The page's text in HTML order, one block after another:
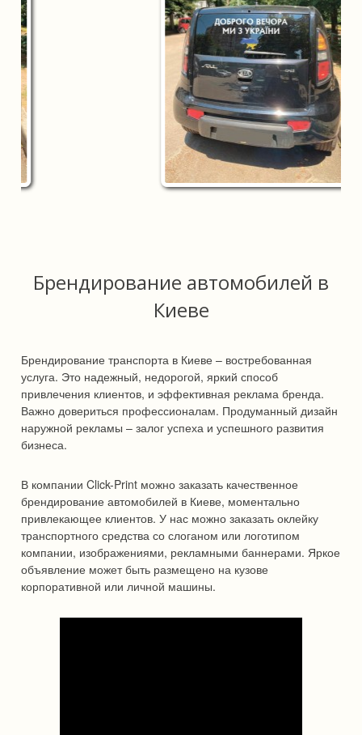
Брендирование автомобилей в
Киеве
Брендирование транспорта в Киеве – востребованная
услуга. Это надежный, недорогой, яркий способ
привлечения клиентов, и эффективная реклама бренда.
Важно довериться профессионалам. Продуманный дизайн
наружной рекламы – залог успеха и успешного развития
бизнеса.
В компании Click-Print можно заказать качественное
брендирование автомобилей в Киеве, моментально
привлекающее клиентов. У нас можно заказать оклейку
транспортного средства со слоганом или логотипом
компании, изображениями, рекламными баннерами. Яркое
объявление может быть размещено на кузове
корпоративной или личной машины.